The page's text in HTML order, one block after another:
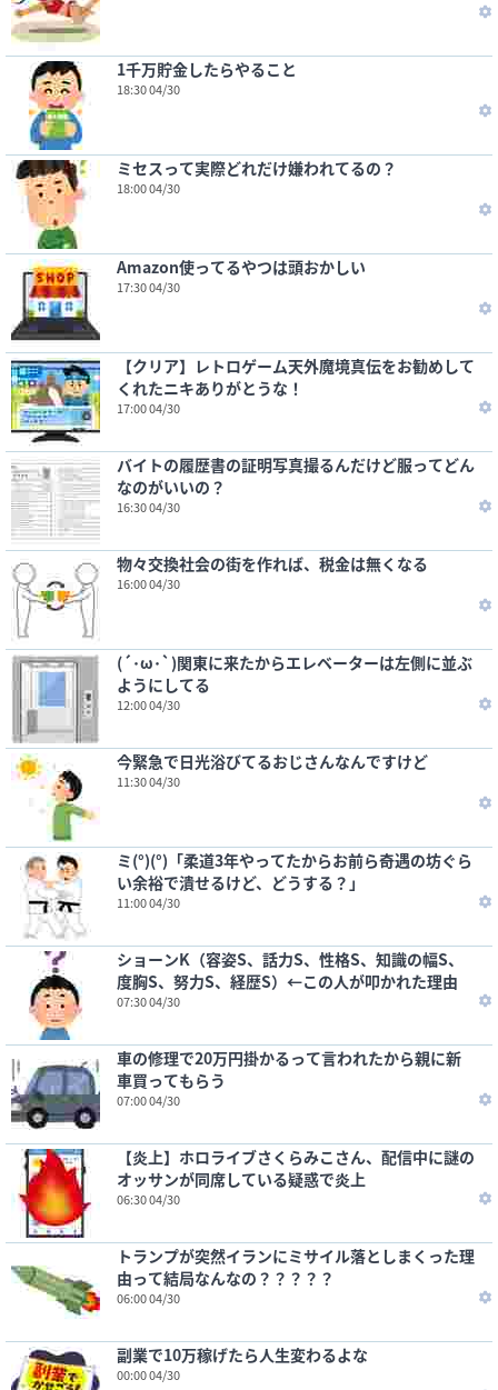
1千万貯金したらやること
18:30 04/30
ミセスって実際どれだけ嫌われてるの？
18:00 04/30
Amazon使ってるやつは頭おかしい
17:30 04/30
【クリア】レトロゲーム天外魔境真伝をお勧めして
くれたニキありがとうな！
17:00 04/30
バイトの履歴書の証明写真撮るんだけど服ってどん
なのがいいの？
16:30 04/30
物々交換社会の街を作れば、税金は無くなる
16:00 04/30
(´･ω･`)関東に来たからエレベーターは左側に並ぶ
ようにしてる
12:00 04/30
今緊急で日光浴びてるおじさんなんですけど
11:30 04/30
ミ(°)(°)「柔道3年やってたからお前ら奇遇の坊ぐら
い余裕で潰せるけど、どうする？」
11:00 04/30
ショーンK（容姿S、話力S、性格S、知識の幅S、
度胸S、努力S、経歴S）←この人が叩かれた理由
07:30 04/30
車の修理で20万円掛かるって言われたから親に新
車買ってもらう
07:00 04/30
【炎上】ホロライブさくらみこさん、配信中に謎の
オッサンが同席している疑惑で炎上
06:30 04/30
トランプが突然イランにミサイル落としまくった理
由って結局なんなの？？？？？
06:00 04/30
副業で10万稼げたら人生変わるよな
00:00 04/30